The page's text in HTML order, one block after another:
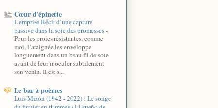
Cœur d'épinette
L’emprise Récit d’une capture
passive dans la soie des promesses-
Pour les proies résistantes, comme
moi, l’araignée les enveloppe
longuement dans un beau fil de soie
avant de leur inoculer subtilement
son venin. Il est s...
Le bar à poèmes
Luis Mizón (1942 - 2022) : Le songe